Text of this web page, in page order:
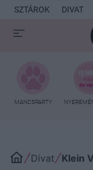
SZTÁROK DIVAT
MANCSPARTY
Divat Klein